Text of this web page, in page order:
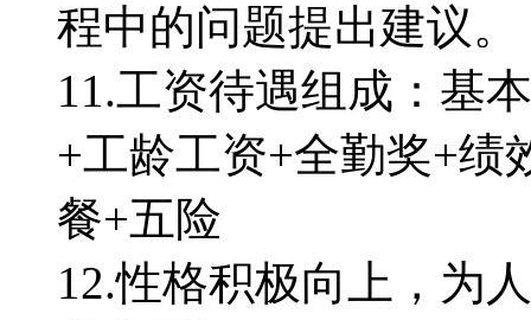
程中的问题提出建议。
11.工资待遇组成：基
+工龄工资+全勤奖+绩
餐+五险
12.性格积极向上，为